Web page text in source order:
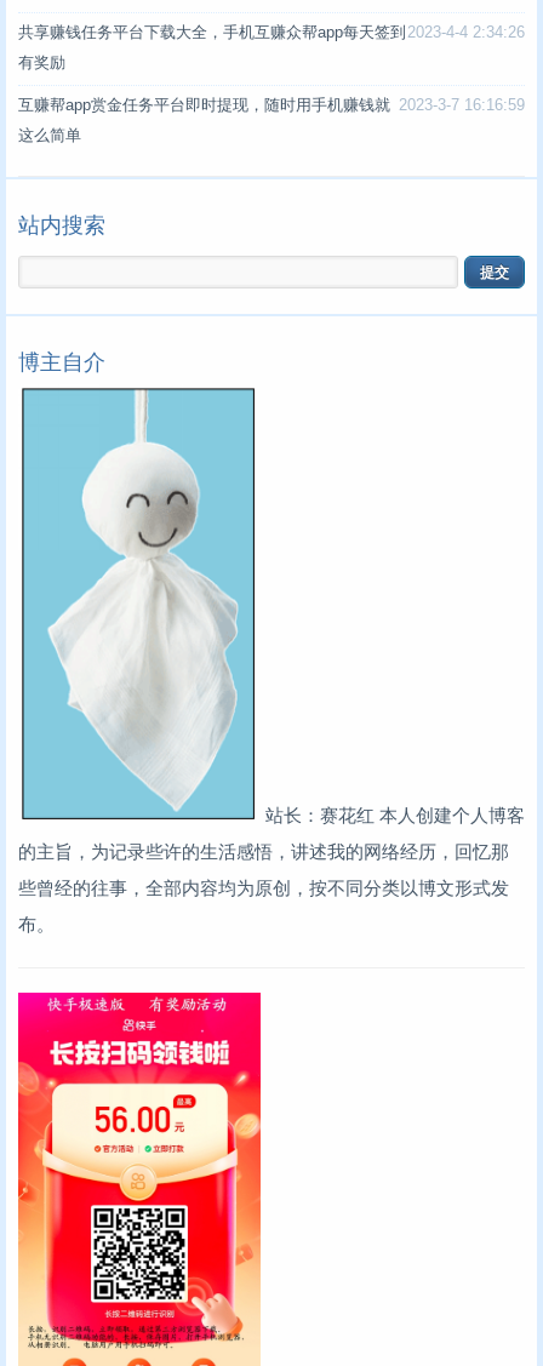
2023-4-4 2:34:26
共享赚钱任务平台下载大全，手机互赚众帮app每天签到
有奖励
2023-3-7 16:16:59
互赚帮app赏金任务平台即时提现，随时用手机赚钱就
这么简单
站内搜索
博主自介
站长：赛花红 本人创建个人博客
的主旨，为记录些许的生活感悟，讲述我的网络经历，回忆那
些曾经的往事，全部内容均为原创，按不同分类以博文形式发
布。